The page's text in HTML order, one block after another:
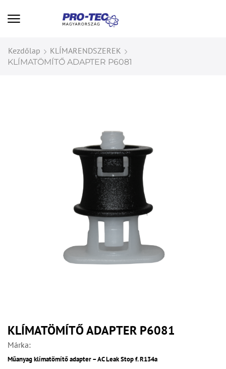
Kezdőlap KLÍMARENDSZEREK
KLÍMATÖMÍTŐ ADAPTER P6081
KLÍMATÖMÍTŐ ADAPTER P6081
Márka:
Műanyag klímatömítő adapter – AC Leak Stop f. R134a